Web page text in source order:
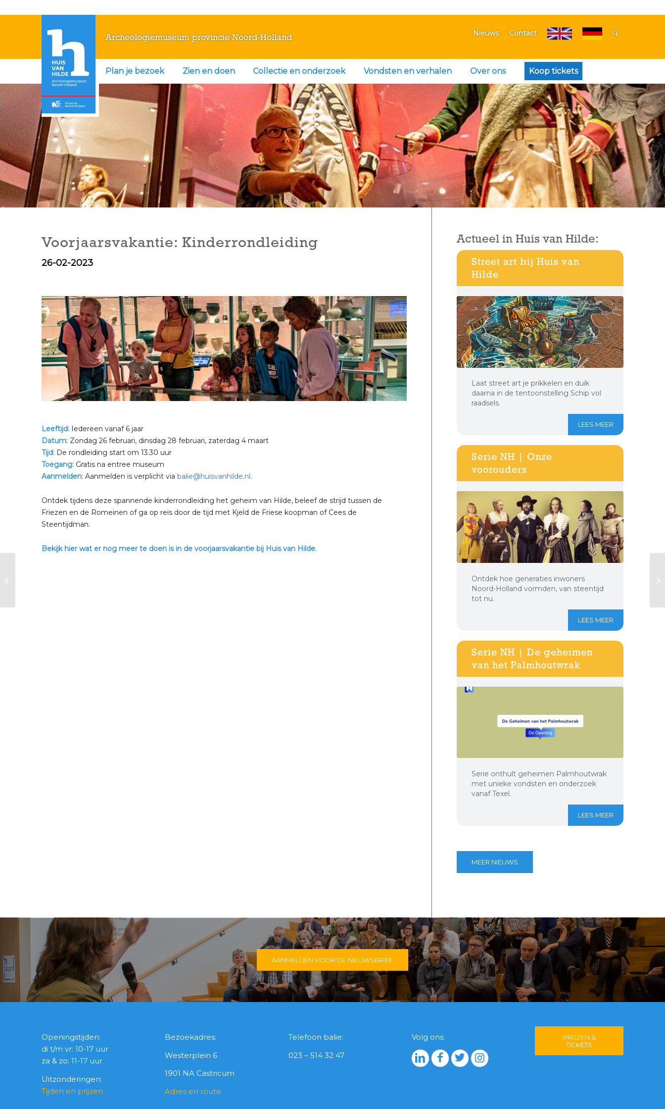
Archeologiemuseum provincie Noord-Holland Nieuws Contact
Plan je bezoek Zien en doen Collectie en onderzoek Vondsten en verhalen Over ons Koop tickets
Voorjaarsvakantie: Kinderrondleiding
26-02-2023
Leeftijd: Iedereen vanaf 6 jaar
Datum: Zondag 26 februari, dinsdag 28 februari, zaterdag 4 maart
Tijd: De rondleiding start om 13.30 uur
Toegang: Gratis na entree museum
Aanmelden: Aanmelden is verplicht via balie@huisvanhilde.nl.
Ontdek tijdens deze spannende kinderrondleiding het geheim van Hilde, beleef de strijd tussen de
Friezen en de Romeinen of ga op reis door de tijd met Kjeld de Friese koopman of Cees de
Steentijdman.
Bekijk hier wat er nog meer te doen is in de voorjaarsvakantie bij Huis van Hilde.
Actueel in Huis van Hilde:
Street art bij Huis van
Hilde
Laat street art je prikkelen en duik
daarna in de tentoonstelling Schip vol
raadsels.
LEES MEER
Serie NH | Onze
voorouders
Ontdek hoe generaties inwoners
Noord-Holland vormden, van steentijd
tot nu.
LEES MEER
Serie NH | De geheimen
van het Palmhoutwrak
Serie onthult geheimen Palmhoutwrak
met unieke vondsten en onderzoek
vanaf Texel.
LEES MEER
MEER NIEUWS
AANMELDEN VOOR DE NIEUWSBRIEF
Openingstijden:
di t/m vr: 10-17 uur
za & zo: 11-17 uur
Uitzonderingen:
Tijden en prijzen
Bezoekadres:
Westerplein 6
1901 NA Castricum
Adres en route
Telefoon balie:
023 – 514 32 47
Volg ons:
PRIJZEN &
TICKETS